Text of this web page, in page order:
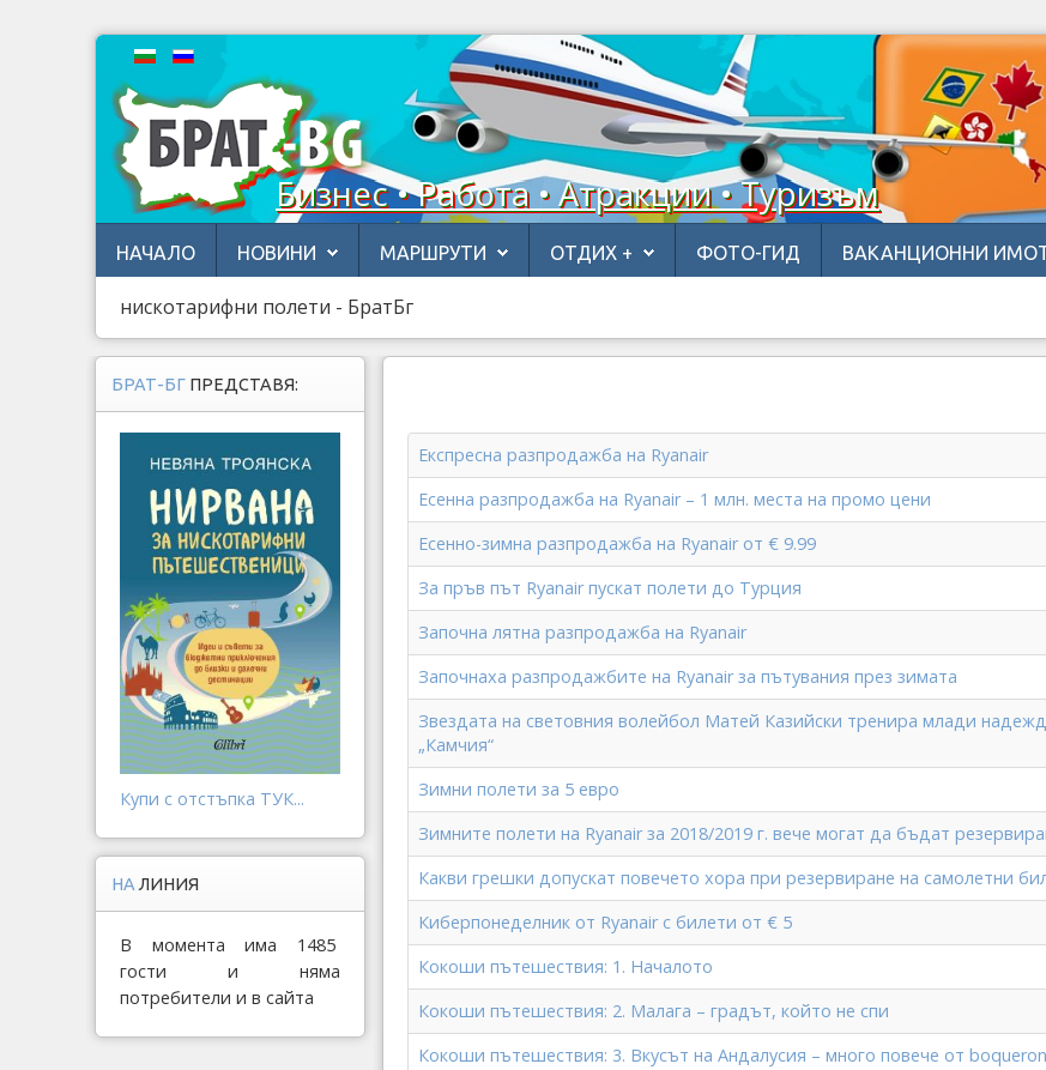
Бизнес • Работа • Атракции • Туризъм
НАЧАЛО НОВИНИ МАРШРУТИ ОТДИХ + ФОТО-ГИД ВАКАНЦИОННИ
нискотарифни полети - БратБг
Експресна разпродажба на Ryanair
Есенна разпродажба на Ryanair – 1 млн. места на промо цени
Есенно-зимна разпродажба на Ryanair от € 9.99
За пръв път Ryanair пускат полети до Турция
Започна лятна разпродажба на Ryanair
Започнаха разпродажбите на Ryanair за пътувания през зимата
Звездата на световния волейбол Матей Казийски тренира млади
„Камчия“
Зимни полети за 5 евро
Зимните полети на Ryanair за 2018/2019 г. вече могат да бъдат
Какви грешки допускат повечето хора при резервиране на самолетни
Киберпонеделник от Ryanair с билети от € 5
Кокоши пътешествия: 1. Началото
Кокоши пътешествия: 2. Малага – градът, който не спи
Кокоши пътешествия: 3. Вкусът на Андалусия – много повече от
БРАТ-БГ ПРЕДСТАВЯ:
Купи с отстъпка ТУК...
НА ЛИНИЯ
В момента има 1485
гости и няма
потребители и в сайта